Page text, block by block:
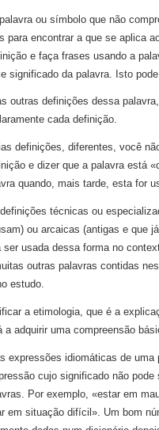
ou símbolo que não
para encontrar a que se aplica
e faça frases usando a
significado da palavra. Isto
outras definições dessa
cada definição.
definições, diferentes, você
e dizer que a palavra está
quando, mais tarde, esta for
técnicas ou
ou arcaicas (antigas e que
usada dessa forma no
outras palavras contidas
estudo.
a etimologia, que é a
a adquirir uma compreensão
expressões idiomáticas de uma
cujo significado não pode
Por exemplo, «estar em
em situação difícil». Um bom